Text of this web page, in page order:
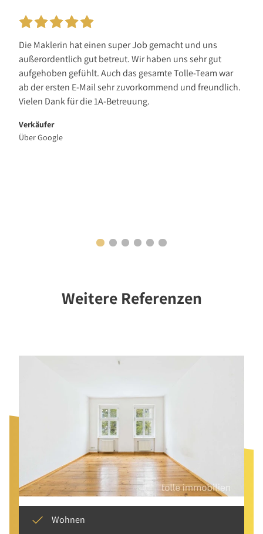
Die Maklerin hat einen super Job gemacht und uns
außerordentlich gut betreut. Wir haben uns sehr gut
aufgehoben gefühlt. Auch das gesamte Tolle-Team war
ab der ersten E-Mail sehr zuvorkommend und freundlich.
Vielen Dank für die 1A-Betreuung.
Verkäufer
Über Google
Weitere Referenzen
Wohnen